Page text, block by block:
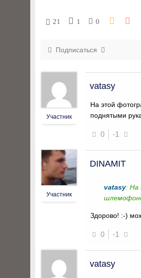
21 1 0
Подписаться
Участник
vatasy
На этой
поднятыми
0 -1
Участник
DINAMIT
vatasy: На
Здорово! :-)
0 -1
vatasy